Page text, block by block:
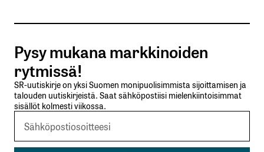
Tilaa SalkunRakentajan uutiskirje
Lähetä kommentti
Pysy mukana markkinoiden
rytmissä!
SR-uutiskirje on yksi Suomen monipuolisimmista sijoittamisen ja
talouden uutiskirjeistä. Saat sähköpostiisi mielenkiintoisimmat
sisällöt kolmesti viikossa.